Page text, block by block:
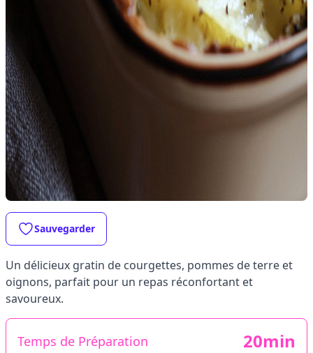
Sauvegarder
Un délicieux gratin de courgettes, pommes de terre et
oignons, parfait pour un repas réconfortant et
savoureux.
Temps de Préparation 20min